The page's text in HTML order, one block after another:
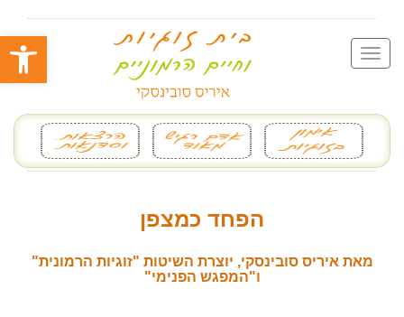
פתח
הפחד כמצפן
מאת איריס סובינסקי, יוצרת השיטות "זוגיות הרמונית"
ו"המפגש הפנימי"